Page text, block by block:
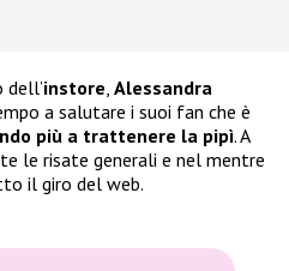
instore, Alessandra
a salutare i suoi fan che è
più a trattenere la pipì. A
le risate generali e nel mentre
il giro del web.